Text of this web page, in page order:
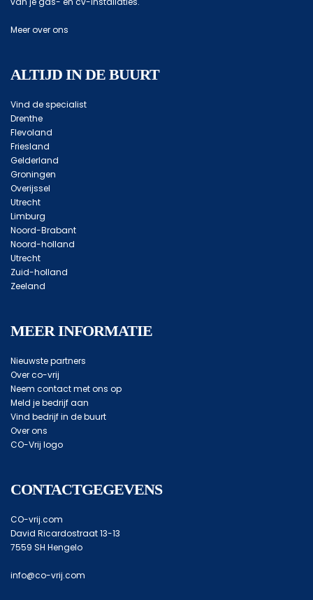
Meer over ons
ALTIJD IN DE BUURT
Vind de specialist
Drenthe
Flevoland
Friesland
Gelderland
Groningen
Overijssel
Utrecht
Limburg
Noord-Brabant
Noord-holland
Utrecht
Zuid-holland
Zeeland
MEER INFORMATIE
Nieuwste partners
Over co-vrij
Neem contact met ons op
Meld je bedrijf aan
Vind bedrijf in de buurt
Over ons
CO-Vrij logo
CONTACTGEGEVENS
CO-vrij.com
David Ricardostraat 13-13
7559 SH Hengelo
info@co-vrij.com